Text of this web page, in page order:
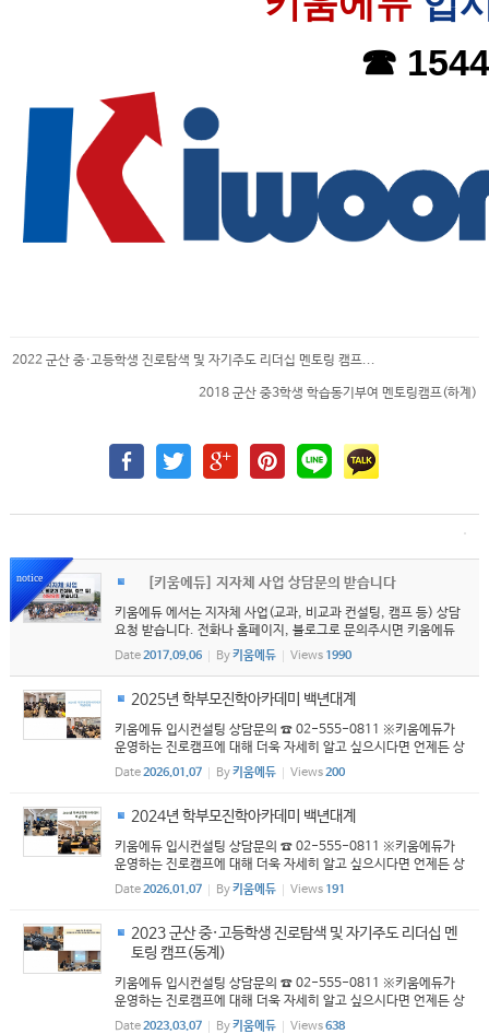
☎
2022 군산 중·고등학생 진로탐색 및 자기주도 리더십 멘토링 캠프...
2018 군산 중3학생 학습동기부여 멘토링캠프(하계)
notice [키움에듀] 지자체 사업 상담문의 받습니다
키움에듀 에서는 지자체 사업(교과, 비교과 컨설팅, 캠프 등) 상담
요청 받습니다. 전화나 홈페이지, 블로그로 문의주시면 키움에듀
대표님께서 직접 방문하십니다. 감사합니다 문의전화: 1544-981
1 또는 02)555- 0811 블로그: http://blog.naver.com/kiwoo
Date2017.09.06 By키움에듀 Views 1990
2025년 학부모진학아카데미 백년대계
키움에듀 입시컨설팅 상담문의 ☎ 02-555-0811 ※키움에듀가
운영하는 진로캠프에 대해 더욱 자세히 알고 싶으시다면 언제든 상
담가능※
Date2026.01.07 By키움에듀 Views200
2024년 학부모진학아카데미 백년대계
키움에듀 입시컨설팅 상담문의 ☎ 02-555-0811 ※키움에듀가
운영하는 진로캠프에 대해 더욱 자세히 알고 싶으시다면 언제든 상
담가능※
Date2026.01.07 By키움에듀 Views 191
2023 군산 중·고등학생 진로탐색 및 자기주도 리더십 멘
토링 캠프(동계)
키움에듀 입시컨설팅 상담문의 ☎ 02-555-0811 ※키움에듀가
운영하는 진로캠프에 대해 더욱 자세히 알고 싶으시다면 언제든 상
담가능※
Date2023.03.07 By키움에듀 Views638